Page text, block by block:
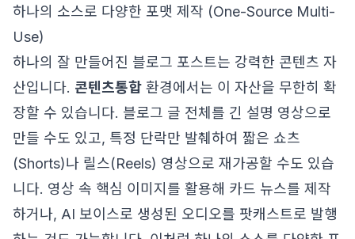
하나의 소스로 다양한 포맷 제작 (One-Source Multi-
Use)
하나의 잘 만들어진 블로그 포스트는 강력한 콘텐츠 자
산입니다. 콘텐츠통합 환경에서는 이 자산을 무한히 확
장할 수 있습니다. 블로그 글 전체를 긴 설명 영상으로
만들 수도 있고, 특정 단락만 발췌하여 짧은 쇼츠
(Shorts)나 릴스(Reels) 영상으로 재가공할 수도 있습
니다. 영상 속 핵심 이미지를 활용해 카드 뉴스를 제작
하거나, AI 보이스로 생성된 오디오를 팟캐스트로 발행